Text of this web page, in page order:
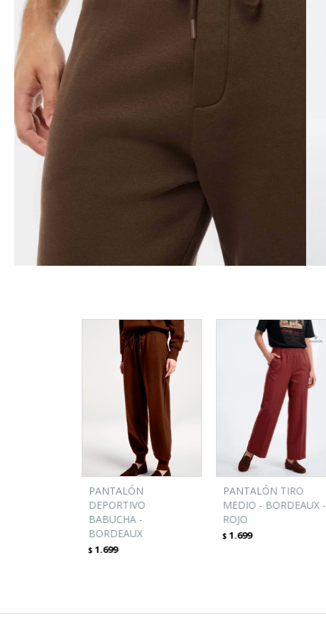
PANTALÓN
DEPORTIVO
BABUCHA -
BORDEAUX
$ 1.699
PANTALÓN TIRO
MEDIO - BORDEAUX -
ROJO
$ 1.699